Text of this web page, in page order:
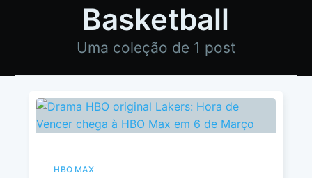
Basketball
Uma coleção de 1 post
HBO MAX